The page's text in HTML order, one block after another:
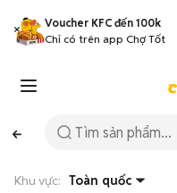
Voucher KFC đến 100k
Chỉ có trên app Chợ Tốt
Khu vực: Toàn quốc